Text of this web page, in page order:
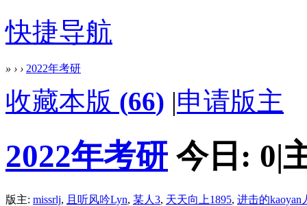
快捷导航
» › › 2022年考研
收藏本版 (66) |申请版主
2022年考研 今日: 0|
版主: missrlj, 且听风吟Lyn, 某人3, 天天向上1895, 进击的kaoyan